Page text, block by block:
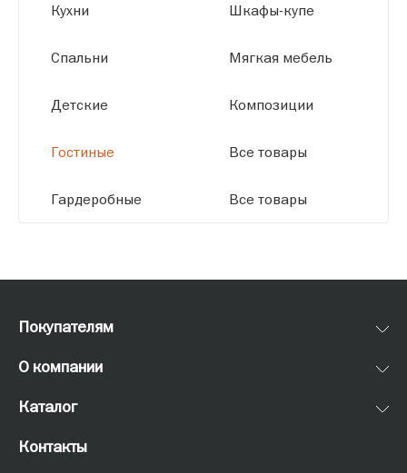
Кухни
Спальни
Детские
Гостиные
Гардеробные
Шкафы-купе
Мягкая мебель
Композиции
Все товары
Все товары
Покупателям
О компании
Каталог
Контакты